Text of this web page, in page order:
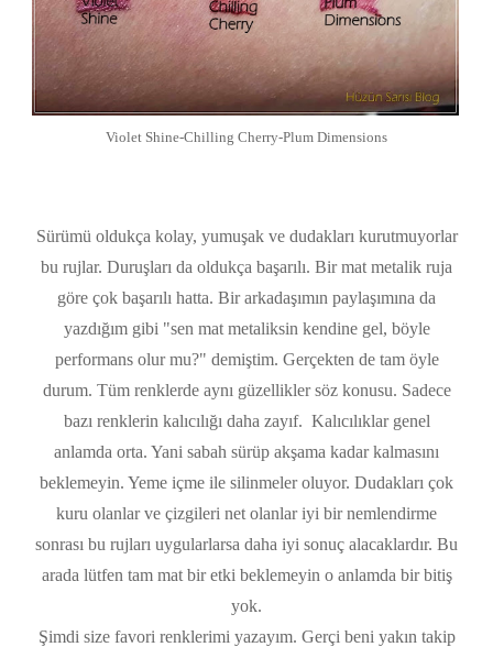
Violet Shine-Chilling Cherry-Plum Dimensions
Sürümü oldukça kolay, yumuşak ve dudakları kurutmuyorlar
bu rujlar. Duruşları da oldukça başarılı. Bir mat metalik ruja
göre çok başarılı hatta. Bir arkadaşımın paylaşımına da
yazdığım gibi "sen mat metaliksin kendine gel, böyle
performans olur mu?" demiştim. Gerçekten de tam öyle
durum. Tüm renklerde aynı güzellikler söz konusu. Sadece
bazı renklerin kalıcılığı daha zayıf. Kalıcılıklar genel
anlamda orta. Yani sabah sürüp akşama kadar kalmasını
beklemeyin. Yeme içme ile silinmeler oluyor. Dudakları çok
kuru olanlar ve çizgileri net olanlar iyi bir nemlendirme
sonrası bu rujları uygularlarsa daha iyi sonuç alacaklardır. Bu
arada lütfen tam mat bir etki beklemeyin o anlamda bir bitiş
yok.
Şimdi size favori renklerimi yazayım. Gerçi beni yakın takip